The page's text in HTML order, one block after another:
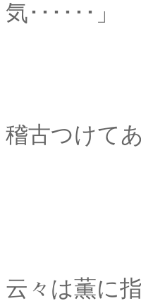
気･･････」
「何か
薫は普
「･････
稽古つけて
「承知
「ん
万事に
云々は薫に